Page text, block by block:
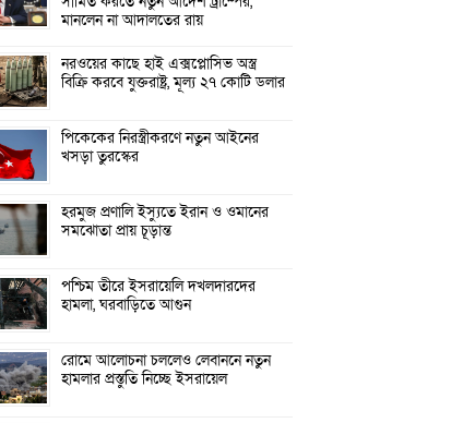
মানলেন না আদালতের রায়
নরওয়ের কাছে হাই এক্সপ্লোসিভ অস্ত্র
বিক্রি করবে যুক্তরাষ্ট্র, মূল্য ২৭ কোটি ডলার
পিকেকের নিরস্ত্রীকরণে নতুন আইনের
খসড়া তুরস্কের
হরমুজ প্রণালি ইস্যুতে ইরান ও ওমানের
সমঝোতা প্রায় চূড়ান্ত
পশ্চিম তীরে ইসরায়েলি দখলদারদের
হামলা, ঘরবাড়িতে আগুন
রোমে আলোচনা চললেও লেবাননে নতুন
হামলার প্রস্তুতি নিচ্ছে ইসরায়েল